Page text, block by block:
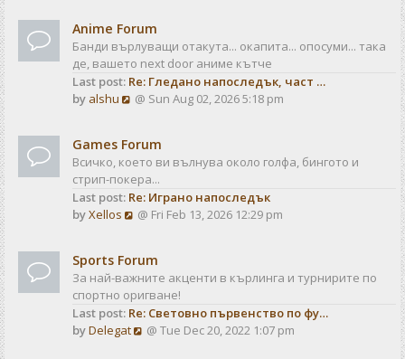
s
e
s
t
p
s
t
w
t
h
e
e
s
t
p
o
t
Anime Forum
Банди върлуващи отакута... окапита... опосуми... така
де, вашето next door аниме кътче
Last post: Re: Гледано напоследък, част …
by alshu
V
w
t
h
e
l
e
s
t
p
o
@ Sun Aug 02, 2026 5:18 pm
Games Forum
Всичко, което ви вълнува около голфа, бингото и
стрип-покера...
Last post: Re: Играно напоследък
byXellos
V
w
t
h
e
l
@ Fri Feb 13, 2026 12:29 pm
Sports Forum
За най-важните акценти в кърлинга и турнирите по
спортно оригване!
Last post: Re: Световно първенство по фу…
byDelegat
V@ Tue Dec 20, 2022 1:07 pm